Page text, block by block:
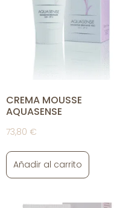
CREMA MOUSSE
AQUASENSE
73,80 €
Añadir al carrito